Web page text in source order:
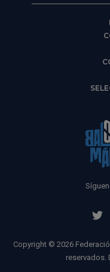
Copyright © 2026
reservados.